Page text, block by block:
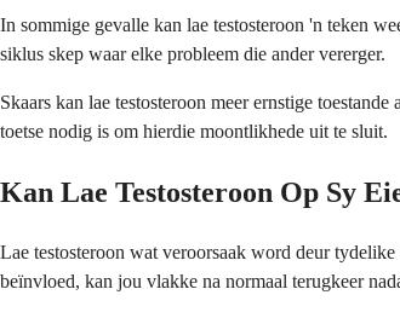
In sommige gevalle kan lae testosteroon 'n teken
siklus skep waar elke probleem die ander vererger.
Skaars kan lae testosteroon meer ernstige
toetse nodig is om hierdie moontlikhede uit te sluit.
Kan Lae Testosteroon Op Sy
Lae testosteroon wat veroorsaak word deur
beïnvloed, kan jou vlakke na normaal terugkeer